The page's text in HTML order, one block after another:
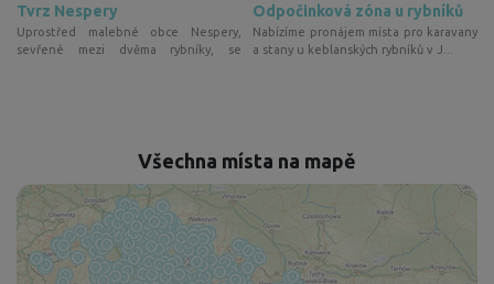
Tvrz Nespery
Uprostřed malebné obce Nespery,
sevřené mezi dvěma rybníky, se
Odpočinková zóna u rybníků
Nabízíme pronájem místa pro karavany
a stany u keblanských rybníků v J...
Všechna místa na mapě